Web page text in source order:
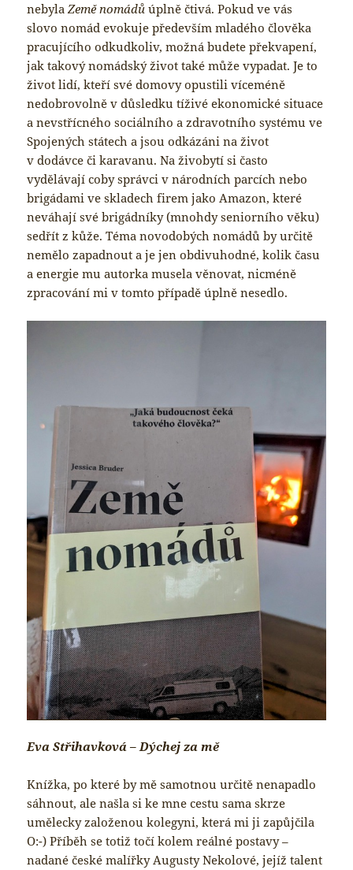
nebylaZemě nomádů úplně čtivá. Pokud ve vás
slovo nomád evokuje především mladého člověka
pracujícího odkudkoliv, možná budete překvapení,
jak takový nomádský život také může vypadat. Je to
život lidí, kteří své domovy opustili víceméně
nedobrovolně v důsledku tíživé ekonomické situace
a nevstřícného sociálního a zdravotního systému ve
Spojených státech a jsou odkázáni na život
v dodávce či karavanu. Na živobytí si často
vydělávají coby správci v národních parcích nebo
brigádami ve skladech firem jako Amazon, které
neváhají své brigádníky (mnohdy seniorního věku)
sedřít z kůže. Téma novodobých nomádů by určitě
nemělo zapadnout a je jen obdivuhodné, kolik času
a energie mu autorka musela věnovat, nicméně
zpracování mi v tomto případě úplně nesedlo.
Eva Střihavková – Dýchej za mě
Knížka, po které by mě samotnou určitě nenapadlo
sáhnout, ale našla si ke mne cestu sama skrze
umělecky založenou kolegyni, která mi ji zapůjčila
O:-) Příběh se totiž točí kolem reálné postavy –
nadané české malířky Augusty Nekolové, jejíž talent